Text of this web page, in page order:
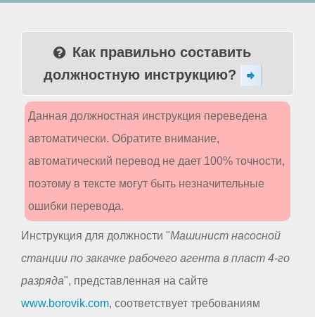
Как правильно составить
должностную инструкцию?
Данная должностная инструкция переведена
автоматически. Обратите внимание,
автоматический перевод не дает 100% точности,
поэтому в тексте могут быть незначительные
ошибки перевода.
Инструкция для должности "Машинист насосной
станции по закачке рабочего агента в пласт 4-го
разряда", представленная на сайте
www.borovik.com, соответствует требованиям